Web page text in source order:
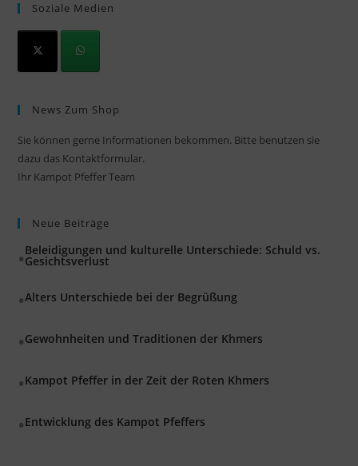
Soziale Medien
News Zum Shop
Sie können gerne Informationen bekommen. Bitte benutzen sie
dazu das Kontaktformular.
Ihr Kampot Pfeffer Team
Neue Beiträge
Beleidigungen und kulturelle Unterschiede: Schuld vs.
Gesichtsverlust
Alters Unterschiede bei der Begrüßung
Gewohnheiten und Traditionen der Khmers
Kampot Pfeffer in der Zeit der Roten Khmers
Entwicklung des Kampot Pfeffers